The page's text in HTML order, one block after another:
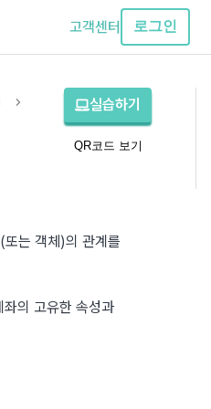
고객센터 로그인
실습하기
QR코드 보기
(또는 객체)의 관계를
의 고유한 속성과